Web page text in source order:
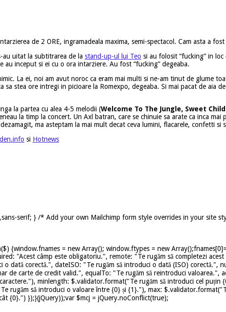
de 2 ORE, ingramadeala maxima, semi-spectacol. Cam asta a
au uitat la subtitrarea de la stand-up-ul lui Teo si au folosit “fucking” in
au inceput si ei cu o ora intarziere. Au fost “fucking” degeaba.
La ei, noi am avut noroc ca eram mai multi si ne-am tinut de glume
stea ore intregi in picioare la Romexpo, degeaba. Si mai pacat de aia
la partea cu alea 4-5 melodii (Welcome To The Jungle, Sweet
la timp la concert. Un Axl batran, care se chinuie sa arate ca inca
ma asteptam la mai mult decat ceva lumini, flacarele, confetti si
si Hotnews
serif; } /* Add your own Mailchimp form style overrides in your site
{window.fnames = new Array(); window.ftypes = new
"Acest câmp este obligatoriu.", remote: "Te rugăm să completezi
o dată corectă.", dateISO: "Te rugăm să introduci o dată (ISO)
de carte de credit valid.", equalTo: "Te rugăm să reintroduci valoarea.",
minlength: $.validator.format("Te rugăm să introduci cel
rugăm să introduci o valoare între {0} și {1}."), max:
{0}.") });}(jQuery));var $mcj = jQuery.noConflict(true);